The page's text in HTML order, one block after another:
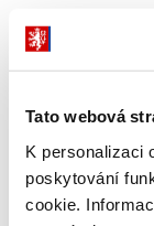
Tato webová
K personalizaci
poskytování
cookie.
Ne, touto cestou
prostě
století. Jedním ze
to musíme podpořit.
S Janem